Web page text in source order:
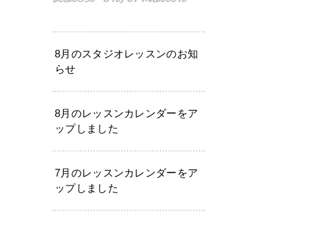
8月のスタジオレッスンのお知
らせ
8月のレッスンカレンダーをア
ップしました
7月のレッスンカレンダーをア
ップしました